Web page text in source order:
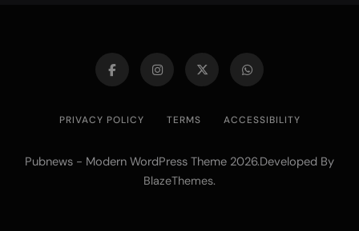
PRIVACY POLICY TERMS ACCESSIBILITY
Pubnews - Modern WordPress Theme 2026.Developed By
BlazeThemes.